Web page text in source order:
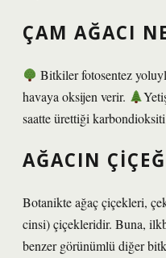
ÇAM AĞACI
Bitkiler fotosentez
havaya oksijen verir.
saatte ürettiği
AĞACIN
Botanikte ağaç çiçekleri,
cinsi) çiçekleridir. Buna,
benzer görünümlü diğer